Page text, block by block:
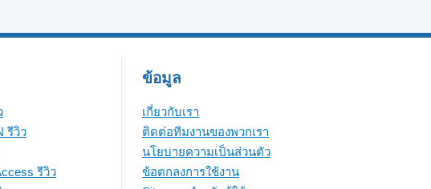
รีวิว
รีวิว
ข้อมูล
เกี่ยวกับเรา
ติดต่อทีมงานของพวกเรา
นโยบายความเป็นส่วนตัว
ข้อตกลงการใช้งาน